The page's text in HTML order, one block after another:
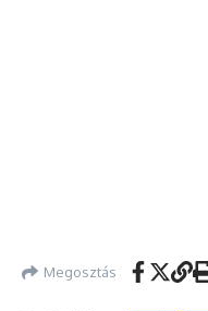
Megosztás